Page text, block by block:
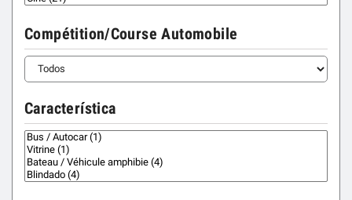
Compétition/Course Automobile
Característica